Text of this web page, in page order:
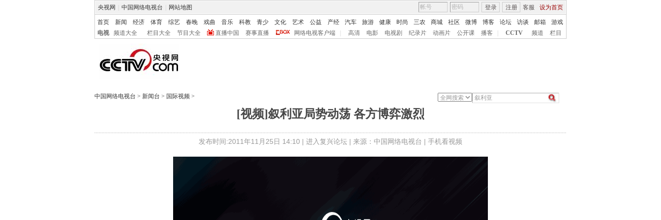
央视网 中国网络电视台 网站地图 客服 设为首页
登录 注册
首页 新闻 经济 体育 综艺 春晚 戏曲 音乐 科教 青少 文化 艺术 公益 产经 汽车 旅游 健康 时尚 三农 商城 社区 微博 博客 论坛 访谈 邮箱
游戏
电视
频道大全 栏目大全 节目大全 直播中国 赛事直播 网络电视客户端 高清 电影 电视剧 纪录片 动画片 公开课 播客 CCTV 频道 栏目
中国网络电视台 > 新闻台 > 国际视频 >
[视频]叙利亚局势动荡 各方博弈激烈
发布时间:2011年11月25日 14:10 | 进入复兴论坛 | 来源：中国网络电视台 | 手机看视频